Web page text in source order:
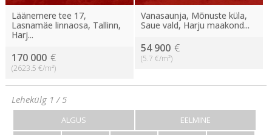
Läänemere tee 17,
Lasnamäe linnaosa, Tallinn,
Harj...
170 000 €
(2623.5 €/m²)
Vanasaunja, Mõnuste küla,
Saue vald, Harju maakond...
54 900 €
(5.7 €/m²)
Lehekülg 1 / 5
ALGUS
EELMINE